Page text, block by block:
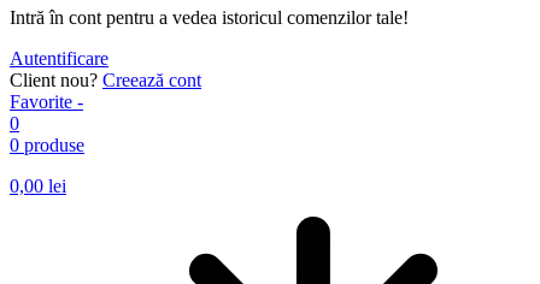
Intră în cont pentru a vedea istoricul comenzilor tale!
Autentificare
Client nou? Creează cont
Favorite -
0
0 produse
0,00 lei